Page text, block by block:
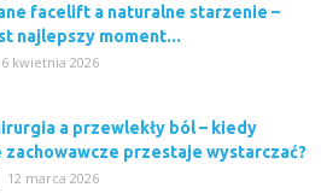
facelift a naturalne starzenie –
najlepszy moment...
kwietnia 2026
a przewlekły ból – kiedy
zachowawcze przestaje wystarczać?
12 marca 2026